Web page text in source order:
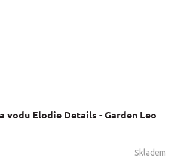
vodu Elodie Details - Garden Leo
Skladem